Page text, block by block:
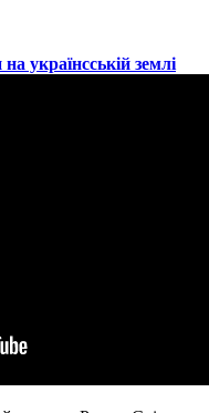
українсській землі